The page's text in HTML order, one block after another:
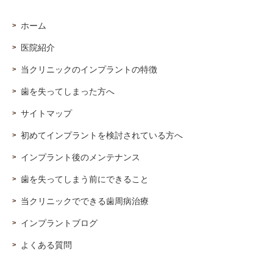
ホーム
医院紹介
当クリニックのインプラントの特徴
歯を失ってしまった方へ
サイトマップ
初めてインプラントを検討されている方へ
インプラント後のメンテナンス
歯を失ってしまう前にできること
当クリニックでできる歯周病治療
インプラントブログ
よくある質問